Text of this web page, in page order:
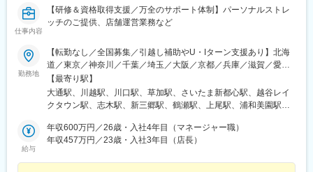
都)、西太子堂駅、池ノ上駅、芦花公園駅、新丸子駅、花隈駅、元
町駅(兵庫県)、大和川駅、バスセンター前駅、永田町駅、学習院下
駅、神谷町駅、新宿駅、大崎駅、巣鴨新田駅、高津駅(神奈川県)、
高島町駅、馬車道駅、大曽根駅、駅前駅、九条駅(京都府)、烏丸
駅、天王寺駅、大阪城北詰駅、大江橋駅、松屋町駅、住吉駅(兵庫
県・阪神線)、櫛田神社前駅、旦過駅、三宮駅(神戸新交通)、高速
神戸駅、上野御徒町駅、胡町駅、西川緑道公園駅、御幸橋駅、末
駅、神戸三宮駅(阪急・神戸高速)、高須神社駅
内天美駅、京橋駅(大阪府)、天満橋駅、阿倍野駅(地下鉄)、淀屋橋
駅、千里中央駅(北大阪急行)、長堀橋駅、大阪駅、堺東駅、岡田浦
駅、博多駅、西新駅、酒殿駅、西鉄福岡駅、天神駅、福間駅、天
拝山駅、小倉駅(福岡県)、鴨宮駅、忍ケ丘駅、茶山・京都芸術大学
駅、和泉中央駅、自由が丘駅、幡ケ谷駅、下高井戸駅、学芸大学
駅、三軒茶屋駅、中目黒駅、下北沢駅、武蔵小杉駅、みなと元町
駅、千歳烏山駅、旧居留地・大丸前駅、元住吉駅、三宮・花時計
駅、山陽姫路駅、月島駅、立町駅、岡山駅、秋葉原駅、皆実町二
丁目駅、後楽園駅、ひばりケ丘駅(東京都)、倉敷駅、道場南口駅、
仕事内容
【研修＆資格取得支援／万全のサポート体制】パーソナルストレ
ッチのご提供、店舗運営業務など
勤務地
【転勤なし／全国募集／引越し補助やU・Iターン支援あり】北海
道／東京／神奈川／千葉／埼玉／大阪／京都／兵庫／滋賀／愛知
／岐阜／福岡／広島／岡山＜新店舗続々オープン＞愛知、東京、
埼玉、大阪など◎勤務地の希望考慮◎U・Iターン歓迎◎引っ越し
手当（上限35万円まで）※規定あり※以下店舗への配属の場合は、
由が丘・幡ヶ谷 ・下高井戸・学芸大学・三軒茶屋・中目黒・下北
沢・千歳烏山・恵比寿・BINO御徒町・八王子・月島・ヨドバシ
口・ひばりが丘パルコ・仙川・練馬└神奈川：武蔵小杉・元住
【最寄り駅】
大通駅、川越駅、川口駅、草加駅、さいたま新都心駅、越谷レイ
クタウン駅、志木駅、新三郷駅、鶴瀬駅、上尾駅、浦和美園駅、
田馬場駅、吉祥寺駅、池袋駅、渋谷駅、錦糸町駅、亀戸駅、南砂
町駅、東京駅、新宿駅(東京メトロ)、南大沢駅、宝町駅(東京都)、
給与
年収600万円／26歳・入社4年目（マネージャー職）
年収457万円／23歳・入社3年目（店長）